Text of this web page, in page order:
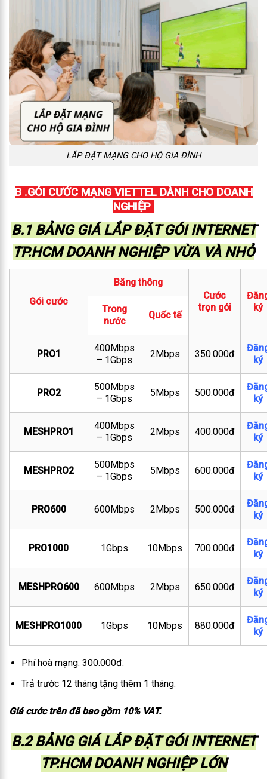
LẮP ĐẶT MẠNG CHO HỘ GIA ĐÌNH
B .GÓI CƯỚC MẠNG VIETTEL DÀNH CHO DOANH
NGHIỆP
B.1 BẢNG GIÁ LẮP ĐẶT GÓI INTERNET
TP.HCM DOANH NGHIỆP VỪA VÀ NHỎ
Gói cước
Băng thông
Cước
trọn gói
ký
Trong
nước
Quốc tế
PRO1
400Mbps
– 1Gbps
2Mbps 350.000đ
ký
PRO2
500Mbps
– 1Gbps
5Mbps 500.000đ
ký
MESHPRO1
400Mbps
– 1Gbps
2Mbps 400.000đ
ký
MESHPRO2
500Mbps
– 1Gbps
5Mbps 600.000đ
ký
PRO600 600Mbps 2Mbps 500.000đ
ký
PRO1000 1Gbps 10Mbps 700.000đ
ký
MESHPRO600 600Mbps 2Mbps 650.000đ
ký
MESHPRO1000 1Gbps 10Mbps 880.000đ
ký
Phí hoà mạng: 300.000đ.
Trả trước 12 tháng tặng thêm 1 tháng.
Giá cước trên đã bao gồm 10% VAT.
B.2 BẢNG GIÁ LẮP ĐẶT GÓI INTERNET
TP.HCM DOANH NGHIỆP LỚN